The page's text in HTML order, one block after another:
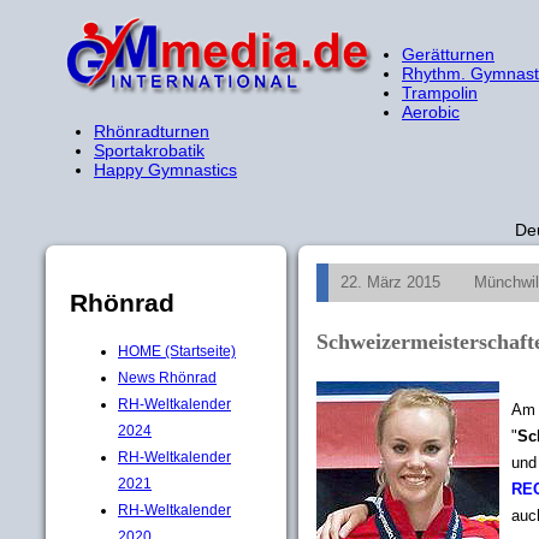
Gerätturnen
Rhythm.
Trampolin
Aerobic
Rhönradturnen
Sportakrobatik
Happy Gymnastics
Rhönrad
HOME (Startseite)
News Rhönrad
RH-Weltkalender
2024
RH-Weltkalender
2021
RH-Weltkalender
22. März 2015
Am
"